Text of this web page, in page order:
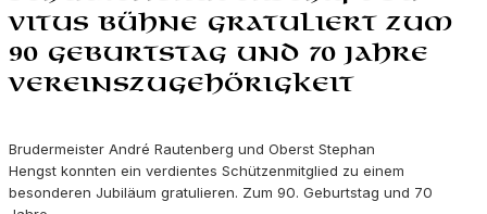
Vitus Bühne gratuliert zum
90 Geburtstag und 70 Jahre
Vereinszugehörigkeit
Brudermeister André Rautenberg und Oberst Stephan
Hengst konnten ein verdientes Schützenmitglied zu einem
besonderen Jubiläum gratulieren. Zum 90. Geburtstag und 70